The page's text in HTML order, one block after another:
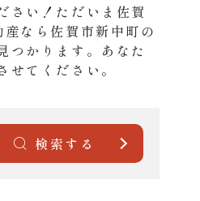
さい！ただいま佐賀
なら佐賀市新中町の
つかります。あなた
てください。
検索する